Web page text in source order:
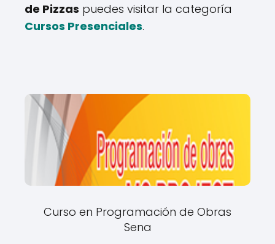
de Pizzas puedes visitar la categoría
Cursos Presenciales.
Curso en Programación de Obras
Sena